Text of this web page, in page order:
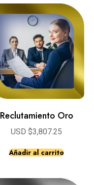
Reclutamiento Oro
USD $3,807.25
Añadir al carrito